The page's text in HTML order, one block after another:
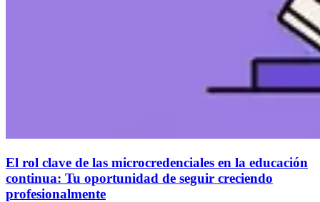
El rol clave de las microcredenciales en la educación
continua: Tu oportunidad de seguir creciendo
profesionalmente